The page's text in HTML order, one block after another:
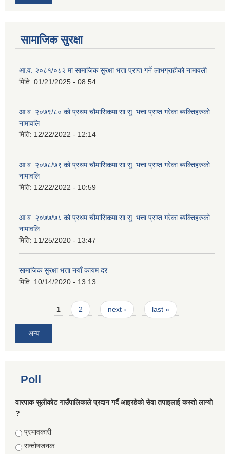
सामाजिक सुरक्षा
आ.व. २०८१/०८२ मा सामाजिक सुरक्षा भत्ता प्राप्त गर्ने लाभग्राहीको नामावली
मिति: 01/21/2025 - 08:54
आ.ब. २०७९/८० को प्रथम चौमासिकमा सा.सु. भत्ता प्राप्त गरेका ब्यक्तिहरुको
नामावलि
मिति: 12/22/2022 - 12:14
आ.ब. २०७८/७९ को प्रथम चौमासिकमा सा.सु. भत्ता प्राप्त गरेका ब्यक्तिहरुको
नामावलि
मिति: 12/22/2022 - 10:59
आ.ब. २०७७/७८ को प्रथम चौमासिकमा सा.सु. भत्ता प्राप्त गरेका ब्यक्तिहरुको
नामावलि
मिति: 11/25/2020 - 13:47
सामाजिक सुरक्षा भत्ता नयाँ कायम दर
मिति: 10/14/2020 - 13:13
Pages1 2 next › last »
अन्य
Poll
वारपाक सुलीकोट गाउँपालिकाले प्रदान गर्दै आइरहेको सेवा तपाइलाई कस्तो लाग्यो
?
Choices
प्रभावकारी
सन्तोषजनक